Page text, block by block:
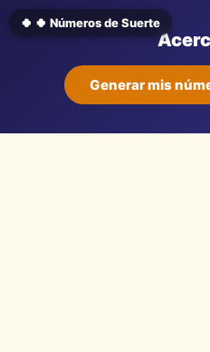
Generar mis
🍀 🍀 Números de Suerte